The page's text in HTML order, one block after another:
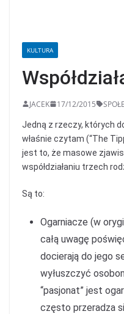
KULTURA
JACEK 17/12/2015
Jedną z rzeczy, których
właśnie czytam (“The
jest to, że masowe
współdziałaniu trzech
Są to:
Ogarniacze (w
całą uwagę
docierają do jego
wyłuszczyć
“pasjonat” jest
często przeradza